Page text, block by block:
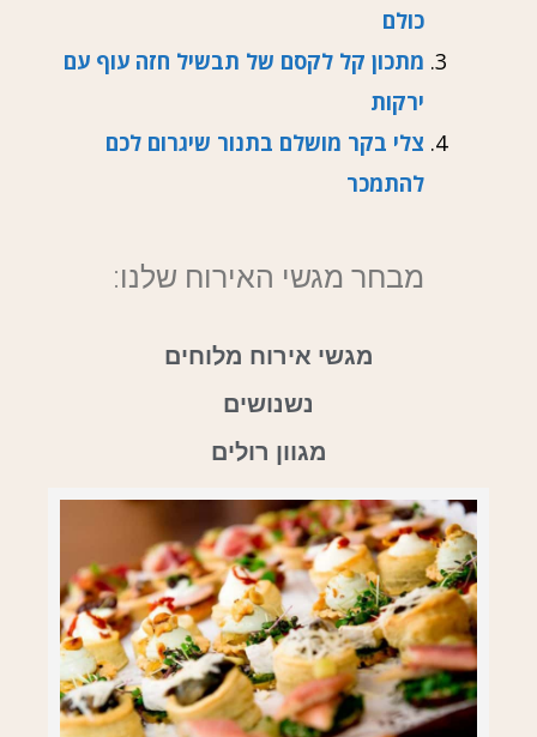
כולם
מתכון קל לקסם של תבשיל חזה עוף עם
ירקות
צלי בקר מושלם בתנור שיגרום לכם
להתמכר
מבחר מגשי האירוח שלנו:
מגשי אירוח מלוחים
נשנושים
מגוון רולים